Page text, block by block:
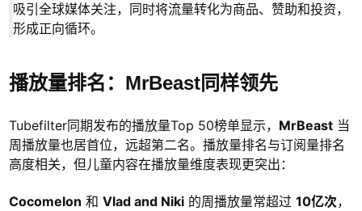
吸引全球媒体关注，同时将流量转化为商品、赞助和投资，
形成正向循环。
播放量排名：MrBeast同样领先
Tubefilter同期发布的播放量Top 50榜单显示， MrBeast 当
周播放量也居首位，远超第二名。播放量排名与订阅量排名
高度相关，但儿童内容在播放量维度表现更突出：
Cocomelon 和 Vlad and Niki 的周播放量常超过 10亿次，